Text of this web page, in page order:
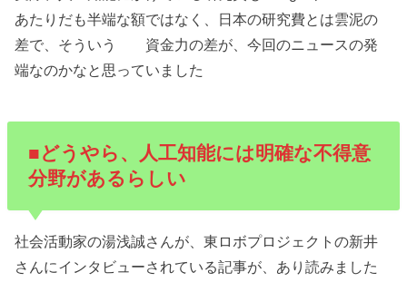
あたりだも半端な額ではなく、日本の研究費とは雲泥の
差で、そういう 資金力の差が、今回のニュースの発
端なのかなと思っていました
■どうやら、人工知能には明確な不得意
分野があるらしい
社会活動家の湯浅誠さんが、東ロボプロジェクトの新井
さんにインタビューされている記事が、あり読みました